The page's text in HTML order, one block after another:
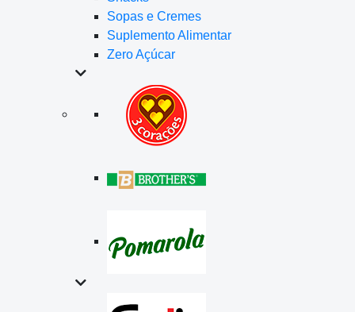
Sopas e Cremes
Suplemento Alimentar
Zero Açúcar